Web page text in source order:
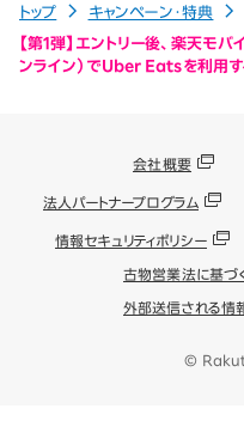
トップ
キャンペーン・特典
【第1弾】エントリー後、楽天モ
ンライン）でUber Eatsを利用
会社概要
法人パートナープログラム
情報セキュリティポリシー
古物営業法に基づ
外部送信される情
©